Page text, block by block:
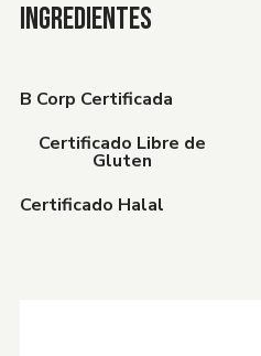
INGREDIENTES
B Corp Certificada
Certificado Libre de
Gluten
Certificado Halal